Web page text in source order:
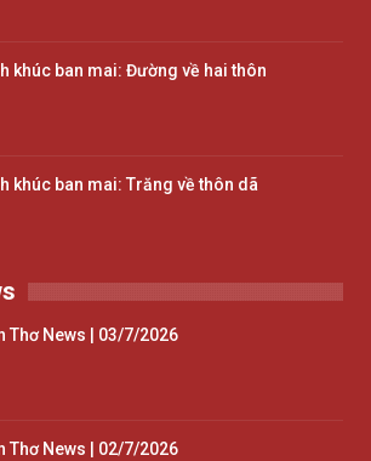
khúc ban mai: Đường về hai thôn
khúc ban mai: Trăng về thôn dã
Thơ News | 03/7/2026
Thơ News | 02/7/2026